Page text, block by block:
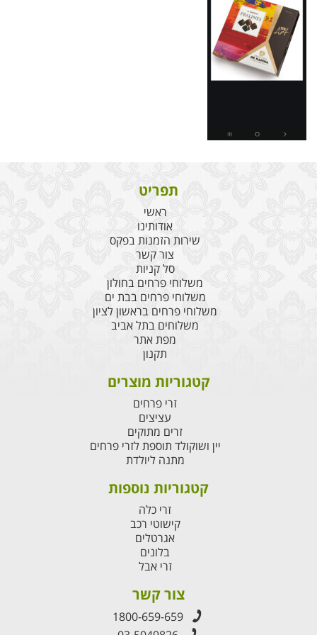
תפריט
ראשי
אודותינו
שירות הזמנות בפקס
צור קשר
סל קניות
משלוחי פרחים בחולון
משלוחי פרחים בבת ים
משלוחי פרחים בראשון לציון
משלוחים בתל אביב
מפת אתר
תקנון
קטגוריות מוצרים
זרי פרחים
עציצים
זרים מתוקים
יין ושוקולד תוספת לזרי פרחים
מתנה ליולדת
קטגוריות נוספות
זרי כלה
קישוטי רכב
אגרטלים
בלונים
זרי אבל
צור קשר
1800-659-659